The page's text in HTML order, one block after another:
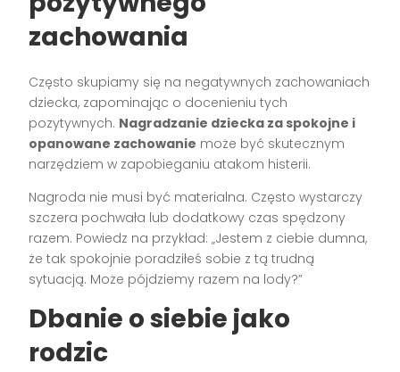
zachowania
Często skupiamy się na negatywnych zachowaniach
dziecka, zapominając o docenieniu tych
pozytywnych. Nagradzanie dziecka za spokojne i
opanowane zachowanie może być skutecznym
narzędziem w zapobieganiu atakom histerii.
Nagroda nie musi być materialna. Często wystarczy
szczera pochwała lub dodatkowy czas spędzony
razem. Powiedz na przykład: „Jestem z ciebie dumna,
że tak spokojnie poradziłeś sobie z tą trudną
sytuacją. Może pójdziemy razem na lody?”
Dbanie o siebie jako
rodzic